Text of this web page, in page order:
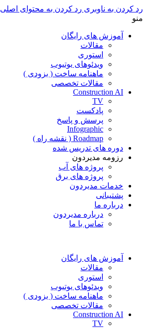
رد کردن به ناوبری رد کردن به محتوای اصلی
منو
آموزش های رایگان
مقالات
استوری
ویدئوهای یوتیوب
ماهنامه ساخت ( بزودی )
مقالات تخصصی
Construction AI
TV
پادکست
پرسش و پاسخ
Infographic
Roadmap ( نقشه راه )
دوره های تدریس شده
رزومه مدیردون
پروژه های آب
پروژه های برق
خدمات مدیردون
پشتیبانی
درباره ما
درباره مدیردون
تماس با ما
آموزش های رایگان
مقالات
استوری
ویدئوهای یوتیوب
ماهنامه ساخت ( بزودی )
مقالات تخصصی
Construction AI
TV